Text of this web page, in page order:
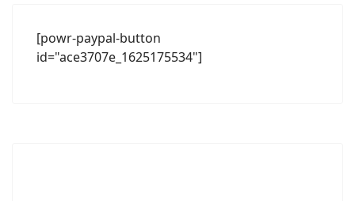
[powr-paypal-button
id="ace3707e_1625175534"]